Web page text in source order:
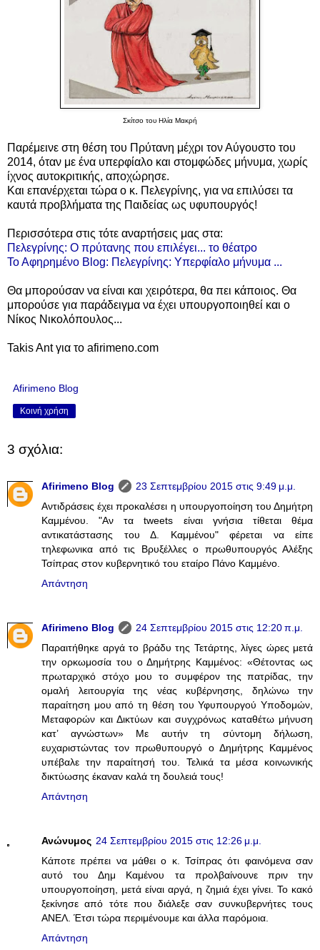
Σκίτσο του Ηλία Μακρή
Παρέμεινε στη θέση του Πρύτανη μέχρι τον Αύγουστο του
2014, όταν με ένα υπερφίαλο και στομφώδες μήνυμα, χωρίς
ίχνος αυτοκριτικής, αποχώρησε.
Και επανέρχεται τώρα ο κ. Πελεγρίνης, για να επιλύσει τα
καυτά προβλήματα της Παιδείας ως υφυπουργός!
Περισσότερα στις τότε αναρτήσεις μας στα:
Πελεγρίνης: Ο πρύτανης που επιλέγει... το θέατρο
Το Αφηρημένο Blog: Πελεγρίνης: Υπερφίαλο μήνυμα ...
Θα μπορούσαν να είναι και χειρότερα, θα πει κάποιος. Θα
μπορούσε για παράδειγμα να έχει υπουργοποιηθεί και ο
Νίκος Νικολόπουλος...
Takis Ant για το afirimeno.com
Afirimeno Blog
Κοινή χρήση
3 σχόλια:
Afirimeno Blog
23 Σεπτεμβρίου 2015 στις 9:49 μ.μ.
Αντιδράσεις έχει προκαλέσει η υπουργοποίηση του Δημήτρη
Καμμένου. "Αν τα tweets είναι γνήσια τίθεται θέμα
αντικατάστασης του Δ. Καμμένου" φέρεται να είπε
τηλεφωνικα από τις Βρυξέλλες ο πρωθυπουργός Αλέξης
Τσίπρας στον κυβερνητικό του εταίρο Πάνο Καμμένο.
Απάντηση
Afirimeno Blog
24 Σεπτεμβρίου 2015 στις 12:20 π.μ.
Παραιτήθηκε αργά το βράδυ της Τετάρτης, λίγες ώρες μετά
την ορκωμοσία του ο Δημήτρης Καμμένος: «Θέτοντας ως
πρωταρχικό στόχο μου το συμφέρον της πατρίδας, την
ομαλή λειτουργία της νέας κυβέρνησης, δηλώνω την
παραίτηση μου από τη θέση του Υφυπουργού Υποδομών,
Μεταφορών και Δικτύων και συγχρόνως καταθέτω μήνυση
κατ’ αγνώστων» Με αυτήν τη σύντομη δήλωση,
ευχαριστώντας τον πρωθυπουργό ο Δημήτρης Καμμένος
υπέβαλε την παραίτησή του. Τελικά τα μέσα κοινωνικής
δικτύωσης έκαναν καλά τη δουλειά τους!
Απάντηση
Ανώνυμος 24 Σεπτεμβρίου 2015 στις 12:26 μ.μ.
Κάποτε πρέπει να μάθει ο κ. Τσίπρας ότι φαινόμενα σαν
αυτό του Δημ Καμένου τα προλβαίνουνε πριν την
υπουργοποίηση, μετά είναι αργά, η ζημιά έχει γίνει. Το κακό
ξεκίνησε από τότε που διάλεξε σαν συνκυβερνήτες τους
ΑΝΕΛ. Έτσι τώρα περιμένουμε και άλλα παρόμοια.
Απάντηση